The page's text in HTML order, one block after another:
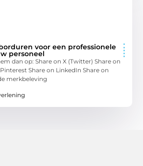
voor een professionele
personeel
dan op: Share on X (Twitter) Share on
Share on LinkedIn Share on
merkbeleving